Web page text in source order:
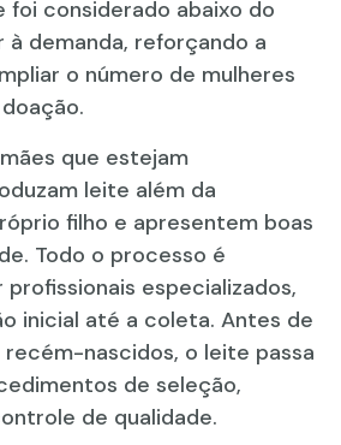
foi considerado abaixo do
à demanda, reforçando a
o número de mulheres
que estejam
leite além da
filho e apresentem boas
Todo o processo é
especializados,
inicial até a coleta. Antes de
nascidos, o leite passa
de seleção,
de qualidade.